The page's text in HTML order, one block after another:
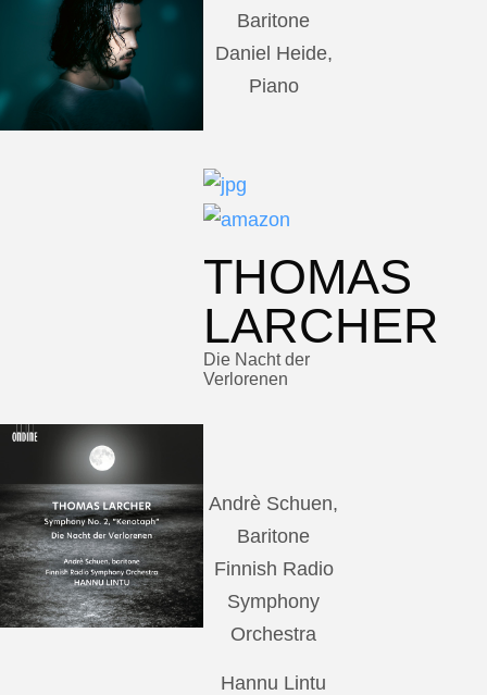
Baritone
Daniel Heide,
Piano
THOMAS
LARCHER
Die Nacht der
Verlorenen
Andrè Schuen,
Baritone
Finnish Radio
Symphony
Orchestra
Hannu Lintu